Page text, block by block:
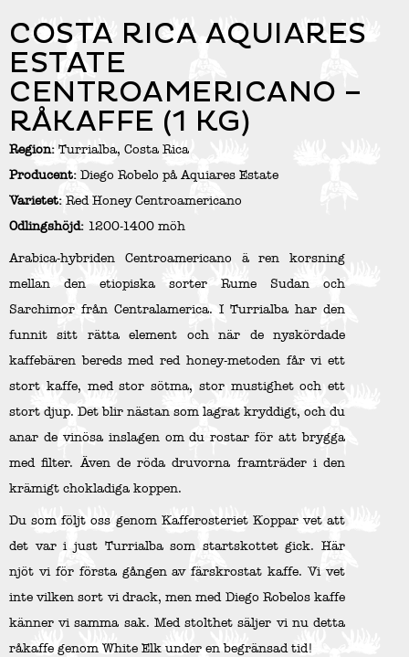
COSTA RICA AQUIARES
ESTATE
CENTROAMERICANO –
RÅKAFFE (1 KG)
Region: Turrialba, Costa Rica
Producent: Diego Robelo på Aquiares Estate
Varietet: Red Honey Centroamericano
Odlingshöjd: 1200-1400 möh
Arabica-hybriden Centroamericano ä ren korsning
mellan den etiopiska sorter Rume Sudan och
Sarchimor från Centralamerica. I Turrialba har den
funnit sitt rätta element och när de nyskördade
kaffebären bereds med red honey-metoden får vi ett
stort kaffe, med stor sötma, stor mustighet och ett
stort djup. Det blir nästan som lagrat kryddigt, och du
anar de vinösa inslagen om du rostar för att brygga
med filter. Även de röda druvorna framträder i den
krämigt chokladiga koppen.
Du som följt oss genom Kafferosteriet Koppar vet att
det var i just Turrialba som startskottet gick. Här
njöt vi för första gången av färskrostat kaffe. Vi vet
inte vilken sort vi drack, men med Diego Robelos kaffe
känner vi samma sak. Med stolthet säljer vi nu detta
råkaffe genom White Elk under en begränsad tid!